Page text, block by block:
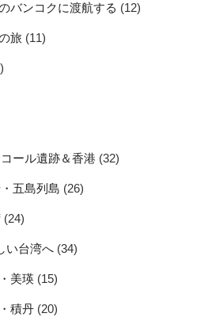
バンコクに渡航する (12)
旅 (11)
ール遺跡＆香港 (32)
五島列島 (26)
(24)
い台湾へ (34)
美瑛 (15)
積丹 (20)